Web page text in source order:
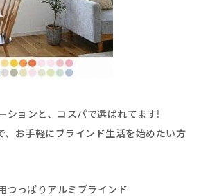
ションと、コスパで選ばれてます!
、お手軽にブラインド生活を始めたい方
っぱりアルミブラインド